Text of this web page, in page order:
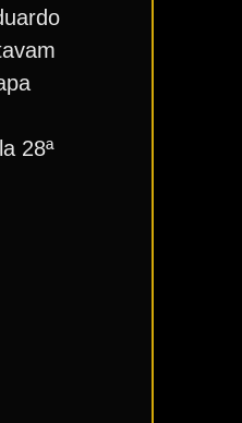
28ª